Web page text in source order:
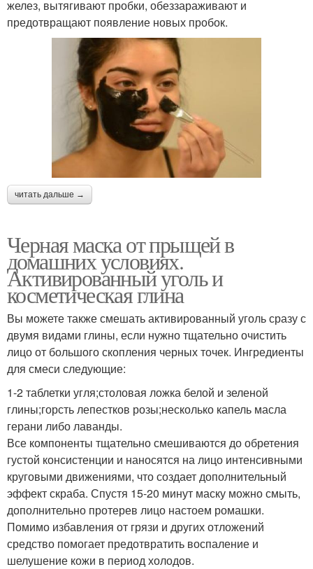
желез, вытягивают пробки, обеззараживают и
предотвращают появление новых пробок.
читать дальше →
Черная маска от прыщей в
домашних условиях.
Активированный уголь и
косметическая глина
Вы можете также смешать активированный уголь сразу с
двумя видами глины, если нужно тщательно очистить
лицо от большого скопления черных точек. Ингредиенты
для смеси следующие:
1-2 таблетки угля;столовая ложка белой и зеленой
глины;горсть лепестков розы;несколько капель масла
герани либо лаванды.
Все компоненты тщательно смешиваются до обретения
густой консистенции и наносятся на лицо интенсивными
круговыми движениями, что создает дополнительный
эффект скраба. Спустя 15-20 минут маску можно смыть,
дополнительно протерев лицо настоем ромашки.
Помимо избавления от грязи и других отложений
средство помогает предотвратить воспаление и
шелушение кожи в период холодов.